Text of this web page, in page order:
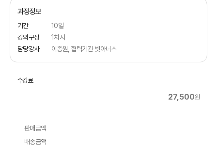
과정정보
기간
10일
강의구성
1차시
담당강사
이종원, 협력기관 벳아너스
수강료
27,500원
판매금액
배송금액